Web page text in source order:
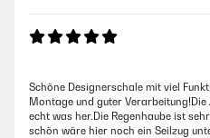
Schöne Designerschale mit viel
Montage und guter
echt was her.Die Regenhaube ist
schön wäre hier noch ein Seilzug